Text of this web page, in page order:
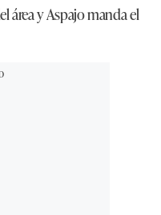
área y Aspajo manda el